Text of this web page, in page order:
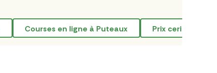
courses en ligne à Puteaux prix cerise